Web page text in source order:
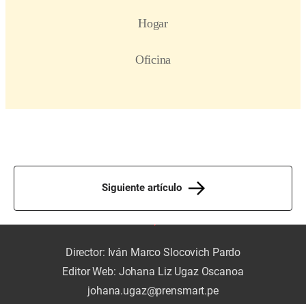
Siguiente artículo
Director: Iván Marco Slocovich Pardo
Editor Web: Johana Liz Ugaz Oscanoa
johana.ugaz@prensmart.pe